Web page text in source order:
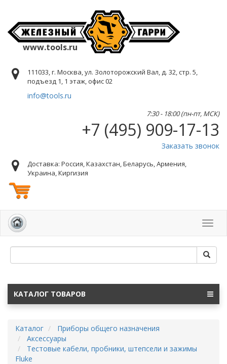
www.tools.ru
111033, г. Москва, ул. Золоторожский Вал, д. 32, стр. 5,
подъезд 1, 1 этаж, офис 02
info@tools.ru
7:30 - 18:00 (пн-пт, МСК)
+7 (495) 909-17-13
Заказать звонок
Доставка: Россия, Казахстан, Беларусь, Армения,
Украина, Киргизия
КАТАЛОГ ТОВАРОВ
Каталог
Приборы общего назначения
Аксессуары
Тестовые кабели, пробники, штепсели и зажимы
Fluke